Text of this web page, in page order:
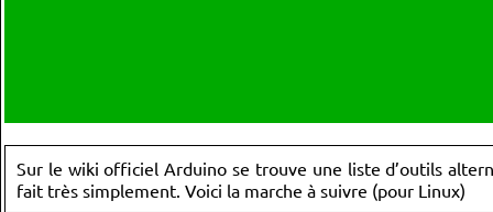
Sur le wiki officiel Arduino se trouve une liste d’outils
fait très simplement. Voici la marche à suivre (pour Linux)